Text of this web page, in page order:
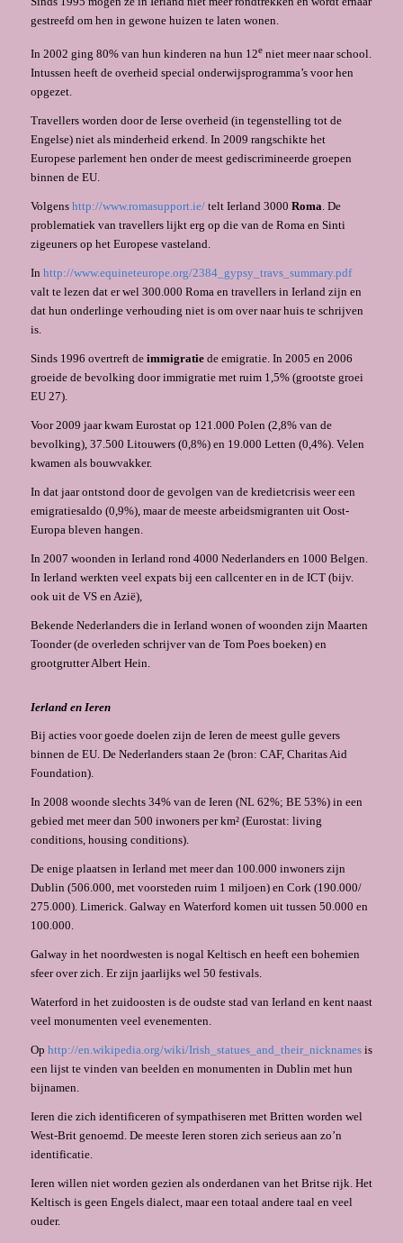
gestreefd om hen in gewone huizen te laten wonen.
In 2002 ging 80% van hun kinderen na hun 12eniet meer naar school.
Intussen heeft de overheid special onderwijsprogramma’s voor hen
opgezet.
Travellers worden door de Ierse overheid (in tegenstelling tot de
Engelse) niet als minderheid erkend. In 2009 rangschikte het
Europese parlement hen onder de meest gediscrimineerde groepen
binnen de EU.
Volgens http://www.romasupport.ie/telt Ierland 3000 Roma . De
problematiek van travellers lijkt erg op die van de Roma en Sinti
zigeuners op het Europese vasteland.
In http://www.equineteurope.org/2384_gypsy_travs_summary.pdf
valt te lezen dat er wel 300.000 Roma en travellers in Ierland zijn en
dat hun onderlinge verhouding niet is om over naar huis te schrijven
is.
Sinds 1996 overtreft de immigratiede emigratie. In 2005 en 2006
groeide de bevolking door immigratie met ruim 1,5% (grootste groei
EU 27).
Voor 2009 jaar kwam Eurostat op 121.000 Polen (2,8% van de
bevolking), 37.500 Litouwers (0,8%) en 19.000 Letten (0,4%). Velen
kwamen als bouwvakker.
In dat jaar ontstond door de gevolgen van de kredietcrisis weer een
emigratiesaldo (0,9%), maar de meeste arbeidsmigranten uit Oost-
Europa bleven hangen.
In 2007 woonden in Ierland rond 4000 Nederlanders en 1000 Belgen.
In Ierland werkten veel expats bij een callcenter en in de ICT (bijv.
ook uit de VS en Azië),
Bekende Nederlanders die in Ierland wonen of woonden zijn Maarten
Toonder (de overleden schrijver van de Tom Poes boeken) en
grootgrutter Albert Hein.
Ierland en Ieren
Bij acties voor goede doelen zijn de Ieren de meest gulle gevers
binnen de EU. De Nederlanders staan 2e (bron: CAF, Charitas Aid
Foundation).
In 2008 woonde slechts 34% van de Ieren (NL 62%; BE 53%) in een
gebied met meer dan 500 inwoners per km² (Eurostat: living
conditions, housing conditions).
De enige plaatsen in Ierland met meer dan 100.000 inwoners zijn
Dublin (506.000, met voorsteden ruim 1 miljoen) en Cork (190.000/
275.000). Limerick. Galway en Waterford komen uit tussen 50.000 en
100.000.
Galway in het noordwesten is nogal Keltisch en heeft een bohemien
sfeer over zich. Er zijn jaarlijks wel 50 festivals.
Waterford in het zuidoosten is de oudste stad van Ierland en kent naast
veel monumenten veel evenementen.
Op http://en.wikipedia.org/wiki/Irish_statues_and_their_nicknamesis
een lijst te vinden van beelden en monumenten in Dublin met hun
bijnamen.
Ieren die zich identificeren of sympathiseren met Britten worden wel
West-Brit genoemd. De meeste Ieren storen zich serieus aan zo’n
identificatie.
Ieren willen niet worden gezien als onderdanen van het Britse rijk. Het
Keltisch is geen Engels dialect, maar een totaal andere taal en veel
ouder.